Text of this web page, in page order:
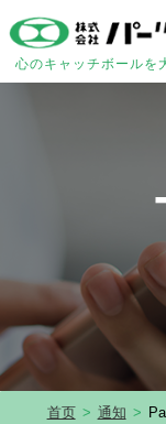
心のキャッチボールを
首页 通知